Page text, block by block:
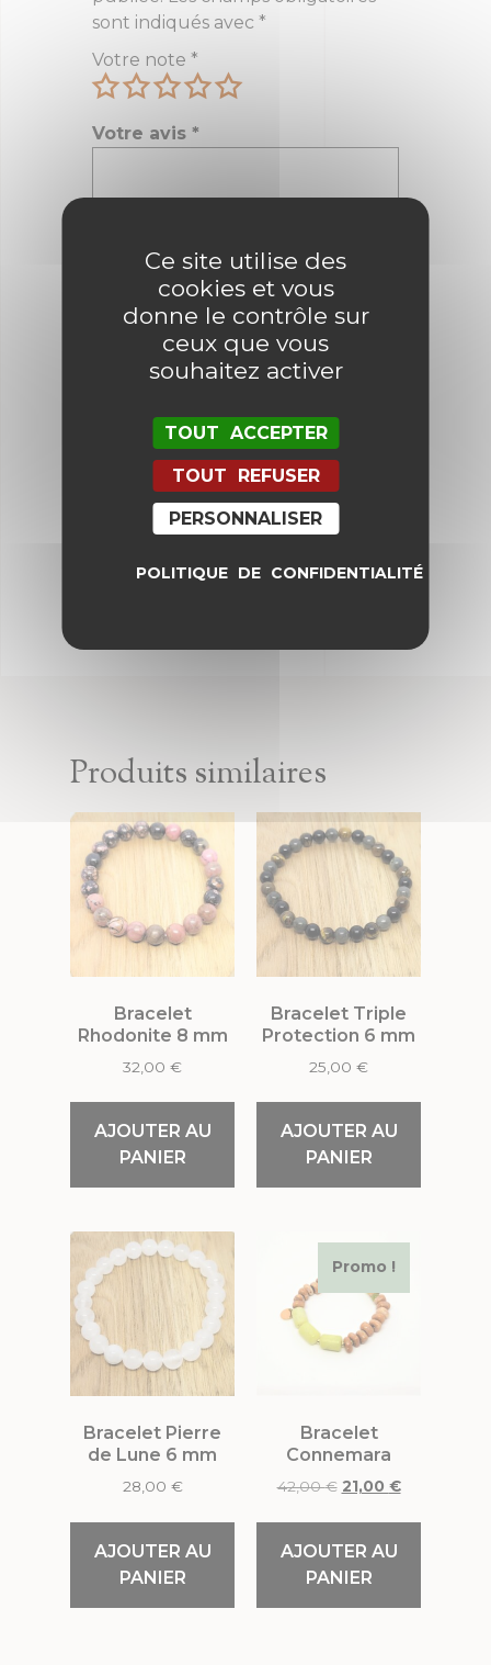
sont indiqués avec *
Votre note *
Votre avis *
*
Enregistrer mon nom, mon e-mail
et mon site dans le navigateur
pour mon prochain commentaire.
Produits similaires
Bracelet
Rhodonite 8 mm
32,00 €
AJOUTER AU
PANIER
Bracelet Triple
Protection 6 mm
25,00 €
AJOUTER AU
PANIER
Bracelet Pierre
de Lune 6 mm
28,00 €
AJOUTER AU
PANIER
Promo !
Bracelet
Connemara
42,00€ 21,00 €
AJOUTER AU
PANIER
Ce site utilise des
cookies et vous
donne le contrôle sur
ceux que vous
souhaitez activer
TOUT ACCEPTER
TOUT REFUSER
PERSONNALISER
POLITIQUE DE CONFIDENTIALITÉ